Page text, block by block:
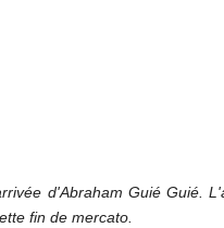
d'Abraham Guié Guié.
fin de mercato.